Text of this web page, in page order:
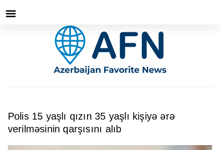
Polis 15 yaşlı qızın 35 yaşlı kişiyə ərə
verilməsinin qarşısını alıb